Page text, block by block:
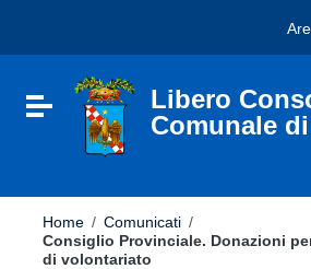
sito
include
Vai al footer
Attiva / disattiva la navigazione
Libero
Comunale
Home / Comunicati /
Consiglio Provinciale. Donazioni
di volontariato